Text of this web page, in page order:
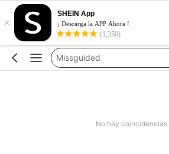
×
SHEIN App
¡ Descarga la APP Ahora !
(1,350)
Bikinis Mujer
Bañadores De Mujer
Missguided
No hay coincidencias.